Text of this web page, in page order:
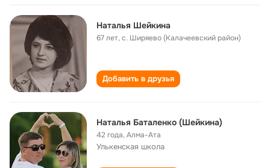
Наталья Шейкина
67 лет,с. Ширяево (Калачеевский район)
Добавить в друзья
Наталья Баталенко (Шейкина)
42 года,Алма-Ата
Улькенская школа